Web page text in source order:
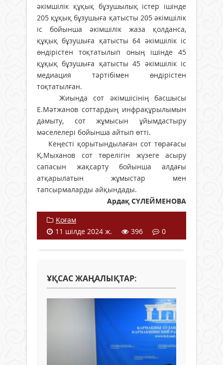
әкімшілік құқық бұзушылық істер ішінде
205 құқық бұзушыға қатысты 205 әкімшілік
іс бойынша әкімшілік жаза қолданса,
құқық бұзушыға қатысты 64 әкімшілік іс
өндірістен тоқтатылып оның ішінде 45
құқық бұзушыға қатысты 45 әкімшілік іс
медиация тәртібімен өндірістен
тоқтатылған.
Жиында сот әкімшісінің басшысы
Е.Мәтжанов соттардың инфрақұрылымын
дамыту, сот жұмысын ұйымдастыру
мәселелері бойынша айтып өтті.
Кеңесті қорытындылаған сот төрағасы
Қ.Мыханов сот төрелігін жүзеге асыру
сапасын жақсарту бойынша алдағы
атқарылатын жұмыстар мен
тапсырмаларды айқындады.
Ардақ СҮЛЕЙМЕНОВА
Қоғам
11 шілде 2024 ж.
396 0
ҰҚСАС ЖАҢАЛЫҚТАР: